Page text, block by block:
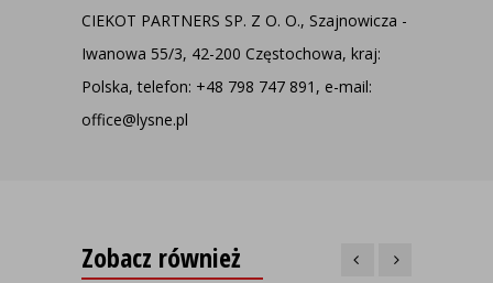
CIEKOT PARTNERS SP. Z O. O., Szajnowicza -
Iwanowa 55/3, 42-200 Częstochowa, kraj:
Polska, telefon: +48 798 747 891, e-mail:
office@lysne.pl
Zobacz również